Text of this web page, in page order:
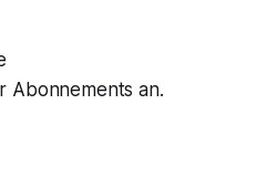
Abonnements an.